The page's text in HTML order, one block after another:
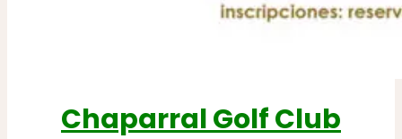
Chaparral Golf Club